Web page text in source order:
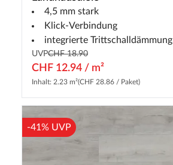
4,5 mm stark
Klick-Verbindung
integrierte Trittschalldämmung
UVPCHF 18.90
CHF 12.94 / m²
Inhalt: 2.23 m²(CHF 28.86 / Paket)
-41% UVP